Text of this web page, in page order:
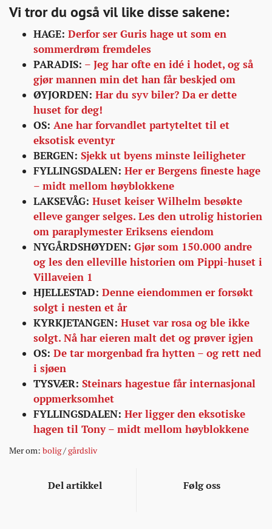
Vi tror du også vil like disse sakene:
HAGE: Derfor ser Guris hage ut som en
sommerdrøm fremdeles
PARADIS: – Jeg har ofte en idé i hodet, og så
gjør mannen min det han får beskjed om
ØYJORDEN: Har du syv biler? Da er dette
huset for deg!
OS: Ane har forvandlet partyteltet til et
eksotisk eventyr
BERGEN: Sjekk ut byens minste leiligheter
FYLLINGSDALEN: Her er Bergens fineste hage
– midt mellom høyblokkene
LAKSEVÅG: Huset keiser Wilhelm besøkte
elleve ganger selges. Les den utrolig historien
om paraplymester Eriksens eiendom
NYGÅRDSHØYDEN: Gjør som 150.000 andre
og les den elleville historien om Pippi-huset i
Villaveien 1
HJELLESTAD: Denne eiendommen er forsøkt
solgt i nesten et år
KYRKJETANGEN: Huset var rosa og ble ikke
solgt. Nå har eieren malt det og prøver igjen
OS: De tar morgenbad fra hytten – og rett ned
i sjøen
TYSVÆR: Steinars hagestue får internasjonal
oppmerksomhet
FYLLINGSDALEN: Her ligger den eksotiske
hagen til Tony – midt mellom høyblokkene
Mer om: bolig/gårdsliv
Del artikkel Følg oss